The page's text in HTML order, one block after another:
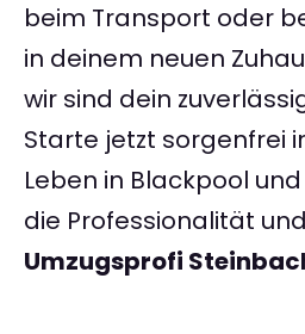
beim Transport oder
in deinem neuen
wir sind dein
Starte jetzt sorgenfrei
Leben in Blackpool
die Professionalität
Umzugsprofi